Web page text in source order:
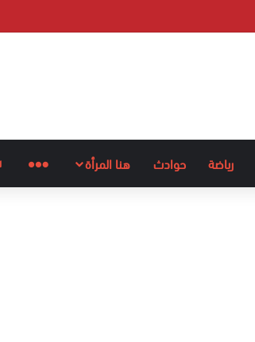
رياضة حوادث هنا المرأة المزيد